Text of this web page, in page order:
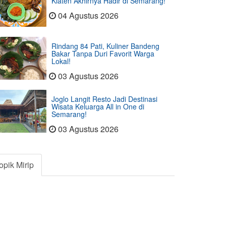
04 Agustus 2026
Rindang 84 Pati, Kuliner Bandeng
Bakar Tanpa Duri Favorit Warga
Lokal!
03 Agustus 2026
Joglo Langit Resto Jadi Destinasi
Wisata Keluarga All in One di
Semarang!
03 Agustus 2026
Mirip